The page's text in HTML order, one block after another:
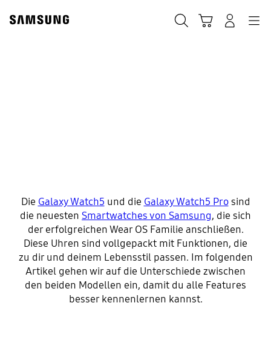
content
accessibility
Die Galaxy Watch5 und die Galaxy Watch5 Prosind
die neuesten Smartwatches von Samsung, die sich
der erfolgreichen Wear OS Familie anschließen.
Diese Uhren sind vollgepackt mit Funktionen, die
zu dir und deinem Lebensstil passen. Im folgenden
Artikel gehen wir auf die Unterschiede zwischen
den beiden Modellen ein, damit du alle Features
besser kennenlernen kannst.